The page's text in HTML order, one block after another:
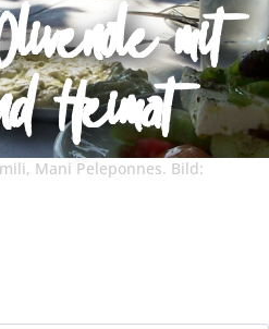
Mani Peleponnes. Bild:
mit
Heimat